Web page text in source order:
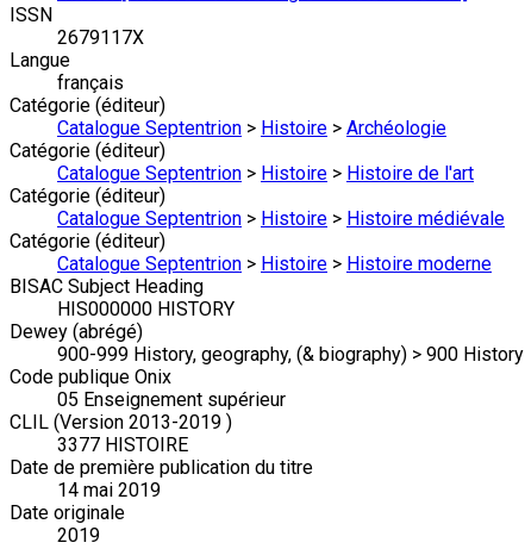
ISSN
2679117X
Langue
français
Catégorie (éditeur)
Catalogue Septentrion > Histoire > Archéologie
Catégorie (éditeur)
Catalogue Septentrion > Histoire > Histoire de l'art
Catégorie (éditeur)
Catalogue Septentrion > Histoire > Histoire médiévale
Catégorie (éditeur)
Catalogue Septentrion > Histoire > Histoire moderne
BISAC Subject Heading
HIS000000 HISTORY
Dewey (abrégé)
900-999 History, geography, (& biography) > 900 History
Code publique Onix
05 Enseignement supérieur
CLIL (Version 2013-2019 )
3377 HISTOIRE
Date de première publication du titre
14 mai 2019
Date originale
2019